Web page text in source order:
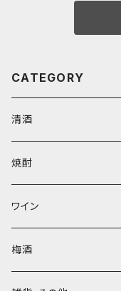
CATEGORY
清酒
1800ml
天青
久保田
720ml
天青
久保田
500ｍｌ
焼酎
芋
ワイン
赤
梅酒